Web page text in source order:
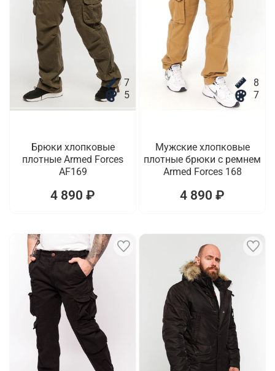
7
5
Брюки хлопковые
плотные Armed Forces
AF169
4 890 ₽
8
7
Мужские хлопковые
плотные брюки с ремнем
Armed Forces 168
4 890 ₽